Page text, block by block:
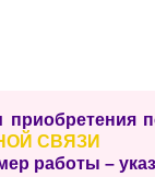
СВЯЗИ
работы –